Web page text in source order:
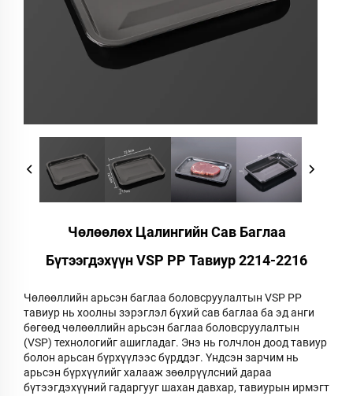
Чөлөөлөх Цалингийн Сав Баглаа
Бүтээгдэхүүн VSP PP Тавиур 2214-2216
Чөлөөллийн арьсэн баглаа боловсруулалтын VSP PP
тавиур нь хоолны зэрэглэл бүхий сав баглаа ба эд анги
бөгөөд чөлөөллийн арьсэн баглаа боловсруулалтын
(VSP) технологийг ашигладаг. Энэ нь голчлон доод тавиур
болон арьсан бүрхүүлээс бүрддэг. Үндсэн зарчим нь
арьсэн бүрхүүлийг халааж зөөлрүүлсний дараа
бүтээгдэхүүний гадаргууг шахан давхар, тавиурын ирмэгт